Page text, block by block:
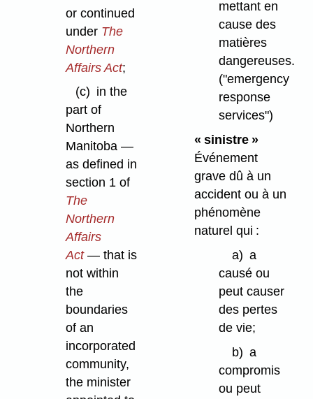
or continued
under The
Northern
Affairs Act;
(c) in the
part of
Northern
Manitoba —
as defined in
section 1 of
The
Northern
Affairs
Act — that is
not within
the
boundaries
of an
incorporated
community,
the minister
mettant en
cause des
matières
dangereuses.
("emergency
response
services")
« sinistre »
Événement
grave dû à un
accident ou à un
phénomène
naturel qui :
a) a
causé ou
peut causer
des pertes
de vie;
b) a
compromis
ou peut